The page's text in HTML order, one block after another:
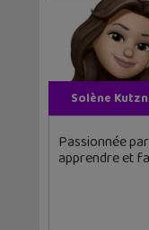
Solène
Passionnée
apprendre et